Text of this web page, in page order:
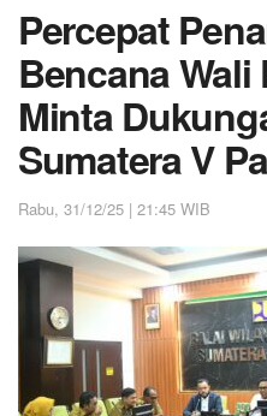
Percepat
Bencana
Minta
Sumatera V
Rabu, 31/12/25 | 21:45 WIB